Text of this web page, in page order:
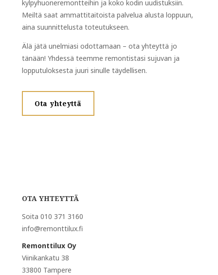
kylpyhuoneremontteihin ja koko kodin uudistuksiin.
Meiltä saat ammattitaitoista palvelua alusta loppuun,
aina suunnittelusta toteutukseen.
Älä jätä unelmiasi odottamaan – ota yhteyttä jo
tänään! Yhdessä teemme remontistasi sujuvan ja
lopputuloksesta juuri sinulle täydellisen.
Ota yhteyttä
OTA YHTEYTTÄ
Soita 010 371 3160
info@remonttilux.fi
Remonttilux Oy
Viinikankatu 38
33800 Tampere